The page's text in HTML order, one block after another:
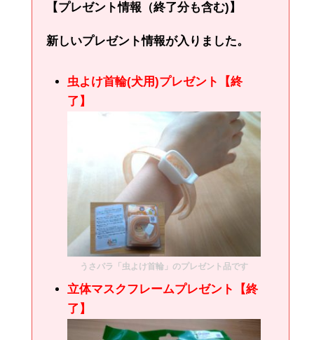
【プレゼント情報（終了分も含む)】
新しいプレゼント情報が入りました。
虫よけ首輪(犬用)プレゼント【終
了】
うさパラ「虫よけ首輪」のプレゼント品です
立体マスクフレームプレゼント【終
了】